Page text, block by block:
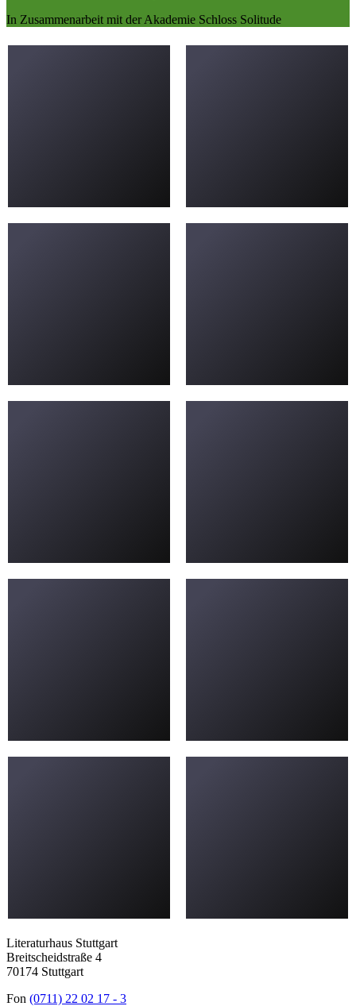
In Zusammenarbeit mit der Akademie Schloss Solitude
Literaturhaus Stuttgart
Breitscheidstraße 4
70174 Stuttgart
Fon (0711) 22 02 17 - 3